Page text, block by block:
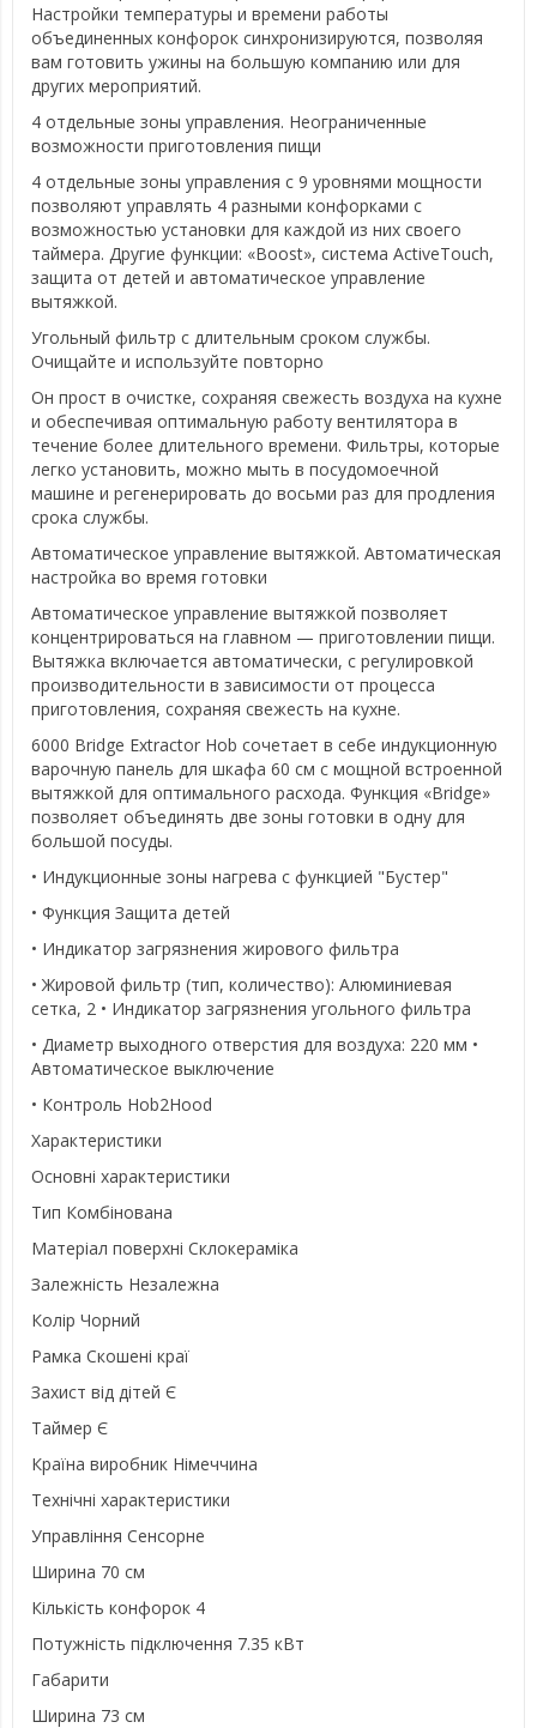
Настройки температуры и времени работы
объединенных конфорок синхронизируются, позволяя
вам готовить ужины на большую компанию или для
других мероприятий.
4 отдельные зоны управления. Неограниченные
возможности приготовления пищи
4 отдельные зоны управления с 9 уровнями мощности
позволяют управлять 4 разными конфорками с
возможностью установки для каждой из них своего
таймера. Другие функции: «Boost», система ActiveTouch,
защита от детей и автоматическое управление
вытяжкой.
Угольный фильтр с длительным сроком службы.
Очищайте и используйте повторно
Он прост в очистке, сохраняя свежесть воздуха на кухне
и обеспечивая оптимальную работу вентилятора в
течение более длительного времени. Фильтры, которые
легко установить, можно мыть в посудомоечной
машине и регенерировать до восьми раз для продления
срока службы.
Автоматическое управление вытяжкой. Автоматическая
настройка во время готовки
Автоматическое управление вытяжкой позволяет
концентрироваться на главном — приготовлении пищи.
Вытяжка включается автоматически, с регулировкой
производительности в зависимости от процесса
приготовления, сохраняя свежесть на кухне.
6000 Bridge Extractor Hob сочетает в себе индукционную
варочную панель для шкафа 60 см с мощной встроенной
вытяжкой для оптимального расхода. Функция «Bridge»
позволяет объединять две зоны готовки в одну для
большой посуды.
• Индукционные зоны нагрева с функцией "Бустер"
• Функция Защита детей
• Индикатор загрязнения жирового фильтра
• Жировой фильтр (тип, количество): Алюминиевая
сетка, 2 • Индикатор загрязнения угольного фильтра
• Диаметр выходного отверстия для воздуха: 220 мм •
Автоматическое выключение
• Контроль Hob2Hood
Характеристики
Основні характеристики
Тип Комбінована
Матеріал поверхні Склокераміка
Залежність Незалежна
Колір Чорний
Рамка Скошені краї
Захист від дітей Є
Таймер Є
Країна виробник Німеччина
Технічні характеристики
Управління Сенсорне
Ширина 70 см
Кількість конфорок 4
Потужність підключення 7.35 кВт
Габарити
Ширина 73 см